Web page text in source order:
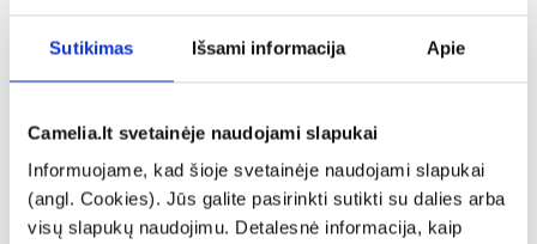
Sutikimas Išsami informacija Apie
Camelia.lt svetainėje naudojami slapukai
Informuojame, kad šioje svetainėje naudojami slapukai
(angl. Cookies). Jūs galite pasirinkti sutikti su dalies arba
visų slapukų naudojimu. Detalesnė informacija, kaip
% PAPILDOMA NUOLAIDA
Į krepšelį
GLOVES, 8 vnt.
% PAPILDOMA NUOLAIDA
Į krepšelį